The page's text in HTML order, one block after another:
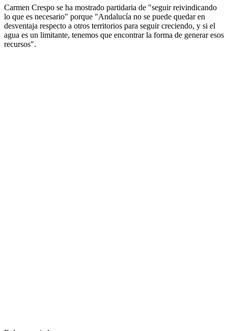
Carmen Crespo se ha mostrado partidaria de "seguir reivindicando
lo que es necesario" porque "Andalucía no se puede quedar en
desventaja respecto a otros territorios para seguir creciendo, y si el
agua es un limitante, tenemos que encontrar la forma de generar esos
recursos".